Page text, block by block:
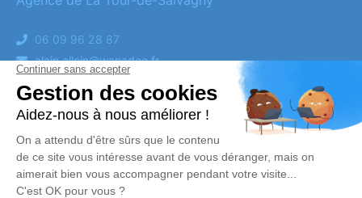
06 09 96 28 87
alain.alloin@wanadoo.fr
Obtenez un devis
DEVIS OBSÈQUES